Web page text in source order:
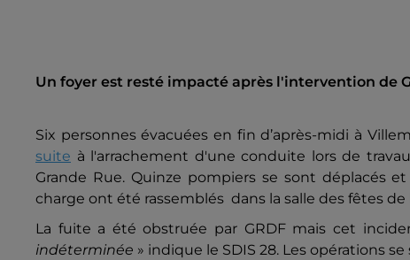
Un foyer est resté impacté après l'intervention de
Six personnes évacuées en fin d’après-midi à
suite à l'arrachement d'une conduite lors de
Grande Rue. Quinze pompiers se sont déplacés
charge ont été rassemblés dans la salle des fêtes
La fuite a été obstruée par GRDF mais cet
indéterminée » indique le SDIS 28. Les opérations